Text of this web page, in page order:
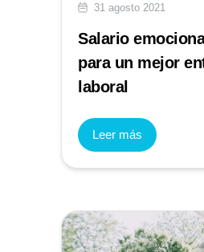
31 agosto 2021
Salario
para un mejor
laboral
Leer más